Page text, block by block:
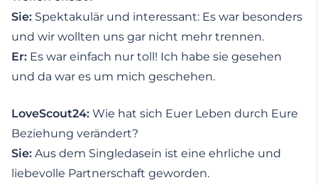
Sie: Spektakulär und interessant: Es war besonders
und wir wollten uns gar nicht mehr trennen.
Er: Es war einfach nur toll! Ich habe sie gesehen
und da war es um mich geschehen.
LoveScout24: Wie hat sich Euer Leben durch Eure
Beziehung verändert?
Sie: Aus dem Singledasein ist eine ehrliche und
liebevolle Partnerschaft geworden.